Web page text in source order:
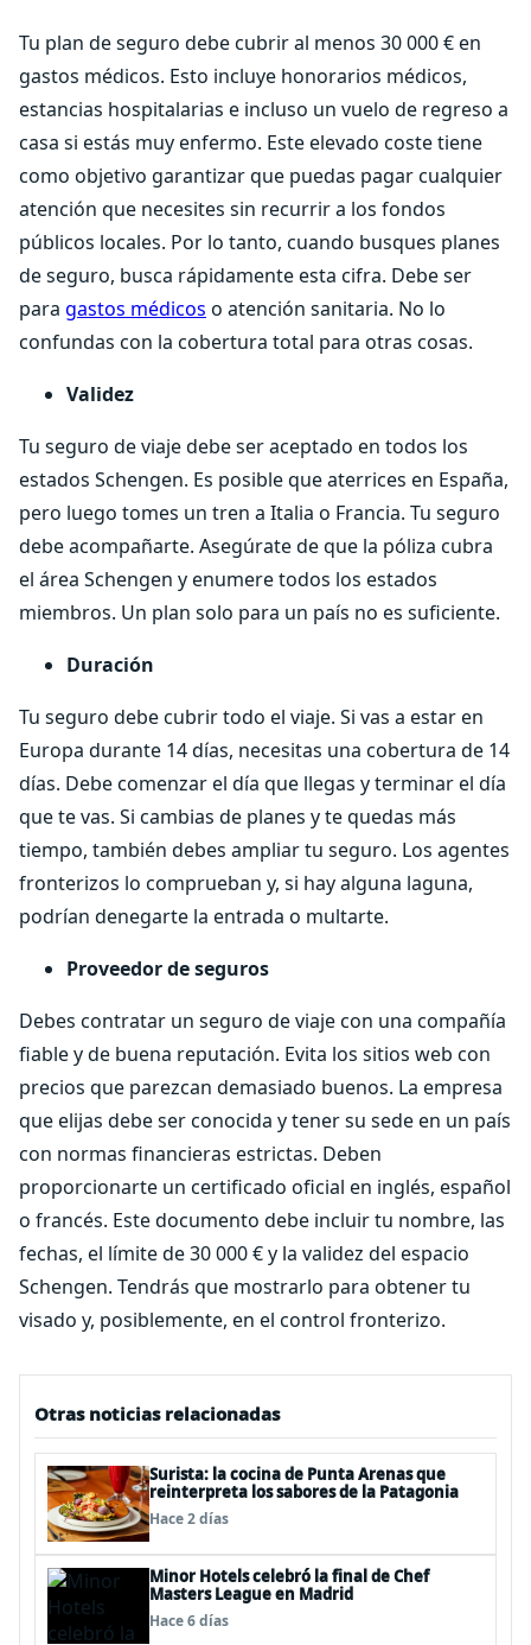
Tu plan de seguro debe cubrir al menos 30 000 € en
gastos médicos. Esto incluye honorarios médicos,
estancias hospitalarias e incluso un vuelo de regreso a
casa si estás muy enfermo. Este elevado coste tiene
como objetivo garantizar que puedas pagar cualquier
atención que necesites sin recurrir a los fondos
públicos locales. Por lo tanto, cuando busques planes
de seguro, busca rápidamente esta cifra. Debe ser
para gastos médicos o atención sanitaria. No lo
confundas con la cobertura total para otras cosas.
Validez
Tu seguro de viaje debe ser aceptado en todos los
estados Schengen. Es posible que aterrices en España,
pero luego tomes un tren a Italia o Francia. Tu seguro
debe acompañarte. Asegúrate de que la póliza cubra
el área Schengen y enumere todos los estados
miembros. Un plan solo para un país no es suficiente.
Duración
Tu seguro debe cubrir todo el viaje. Si vas a estar en
Europa durante 14 días, necesitas una cobertura de 14
días. Debe comenzar el día que llegas y terminar el día
que te vas. Si cambias de planes y te quedas más
tiempo, también debes ampliar tu seguro. Los agentes
fronterizos lo comprueban y, si hay alguna laguna,
podrían denegarte la entrada o multarte.
Proveedor de seguros
Debes contratar un seguro de viaje con una compañía
fiable y de buena reputación. Evita los sitios web con
precios que parezcan demasiado buenos. La empresa
que elijas debe ser conocida y tener su sede en un país
con normas financieras estrictas. Deben
proporcionarte un certificado oficial en inglés, español
o francés. Este documento debe incluir tu nombre, las
fechas, el límite de 30 000 € y la validez del espacio
Schengen. Tendrás que mostrarlo para obtener tu
visado y, posiblemente, en el control fronterizo.
Otras noticias relacionadas
Surista: la cocina de Punta Arenas que
reinterpreta los sabores de la Patagonia
Hace 2 días
Minor Hotels celebró la final de Chef
Masters League en Madrid
Hace 6 días